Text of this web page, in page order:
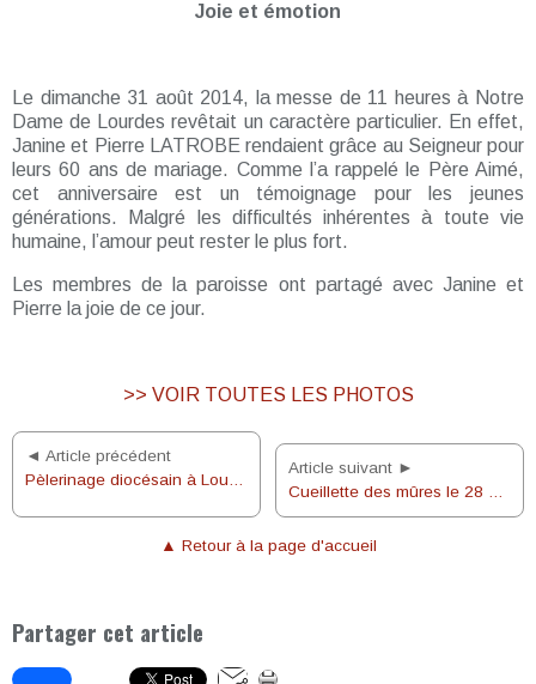
Joie et émotion
Le dimanche 31 août 2014, la messe de 11 heures à Notre
Dame de Lourdes revêtait un caractère particulier. En effet,
Janine et Pierre LATROBE rendaient grâce au Seigneur pour
leurs 60 ans de mariage. Comme l’a rappelé le Père Aimé,
cet anniversaire est un témoignage pour les jeunes
générations. Malgré les difficultés inhérentes à toute vie
humaine, l’amour peut rester le plus fort.
Les membres de la paroisse ont partagé avec Janine et
Pierre la joie de ce jour.
>> VOIR TOUTES LES PHOTOS
◄ Article précédent
Pèlerinage diocésain à Lourdes du 18 au 23 août 2014
Article suivant ►
Cueillette des mûres le 28 août 2014
▲ Retour à la page d'accueil
Partager cet article